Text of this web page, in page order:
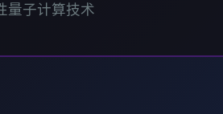
量子计算技术